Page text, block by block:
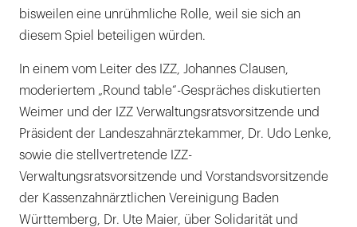
bisweilen eine unrühmliche Rolle, weil sie sich an
diesem Spiel beteiligen würden.
In einem vom Leiter des IZZ, Johannes Clausen,
moderiertem „Round table“-Gespräches diskutierten
Weimer und der IZZ Verwaltungsratsvorsitzende und
Präsident der Landeszahnärztekammer, Dr. Udo Lenke,
sowie die stellvertretende IZZ-
Verwaltungsratsvorsitzende und Vorstandsvorsitzende
der Kassenzahnärztlichen Vereinigung Baden
Württemberg, Dr. Ute Maier, über Solidarität und